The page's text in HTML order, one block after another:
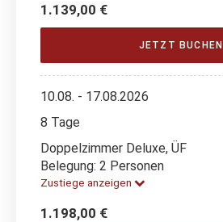
1.139,00 €
JETZT BUCHEN
10.08. - 17.08.2026
8 Tage
Doppelzimmer Deluxe, ÜF
Belegung: 2 Personen
Zustiege anzeigen
1.198,00 €